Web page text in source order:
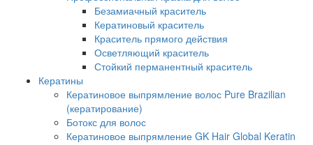
Безамиачный краситель
Кератиновый краситель
Краситель прямого действия
Осветляющий краситель
Стойкий перманентный краситель
Кератины
Кератиновое выпрямление волос Pure Brazilian
(кератирование)
Ботокс для волос
Кератиновое выпрямление GK Hair Global Keratin